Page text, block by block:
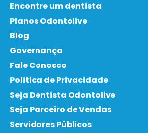
Encontre um dentista
Planos Odontolive
Blog
Governança
Fale Conosco
Politica de Privacidade
Seja Dentista Odontolive
Seja Parceiro de Vendas
Servidores Públicos